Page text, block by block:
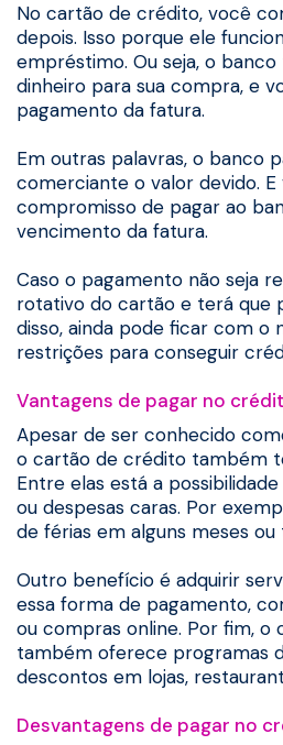
No cartão de crédito, você
depois. Isso porque ele
empréstimo. Ou seja, o
dinheiro para sua compra, e
pagamento da fatura.
Em outras palavras, o banco
comerciante o valor devido.
compromisso de pagar ao
vencimento da fatura.
Caso o pagamento não seja
rotativo do cartão e terá que
disso, ainda pode ficar com o
restrições para conseguir
Vantagens de pagar no
Apesar de ser conhecido
o cartão de crédito também
Entre elas está a
ou despesas caras. Por
de férias em alguns meses
Outro benefício é adquirir
essa forma de pagamento,
ou compras online. Por fim,
também oferece programas
descontos em lojas,
Desvantagens de pagar no